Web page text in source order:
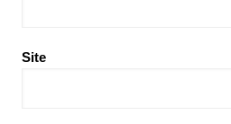
Site